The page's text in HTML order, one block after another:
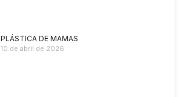
PLÁSTICA DE MAMAS
10 de abril de 2026